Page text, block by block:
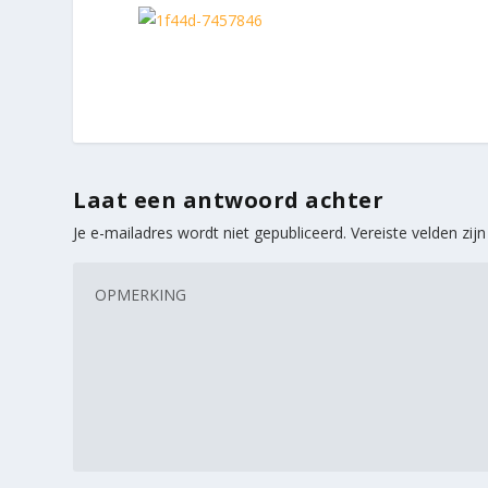
Laat een antwoord achter
Je e-mailadres wordt niet gepubliceerd. Vereiste velden